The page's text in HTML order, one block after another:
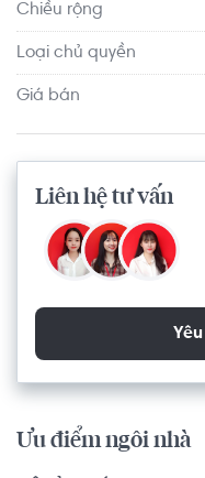
Chiều rộng
Loại chủ quyền
Giá bán
Liên hệ tư vấn
Ưu điểm ngôi nhà